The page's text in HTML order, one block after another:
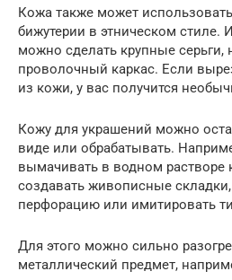
Кожа также может
бижутерии в этническом стиле.
можно сделать крупные серьги,
проволочный каркас. Если
из кожи, у вас получится
Кожу для украшений можно
виде или обрабатывать.
вымачивать в водном растворе
создавать живописные
перфорацию или имитировать
Для этого можно сильно
металлический предмет,